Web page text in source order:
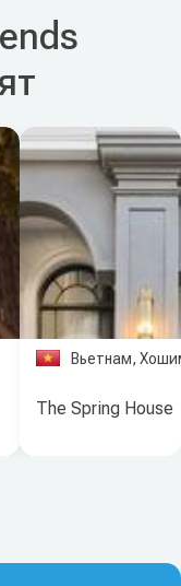
Вьетнам,
The Spring House